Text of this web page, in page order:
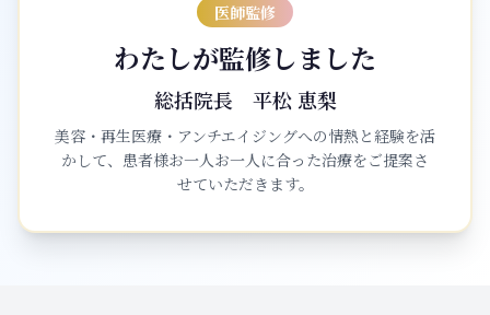
医師監修
わたしが監修しました
総括院長 平松 恵梨
美容・再生医療・アンチエイジングへの情熱と経験を活
かして、患者様お一人お一人に合った治療をご提案さ
せていただきます。